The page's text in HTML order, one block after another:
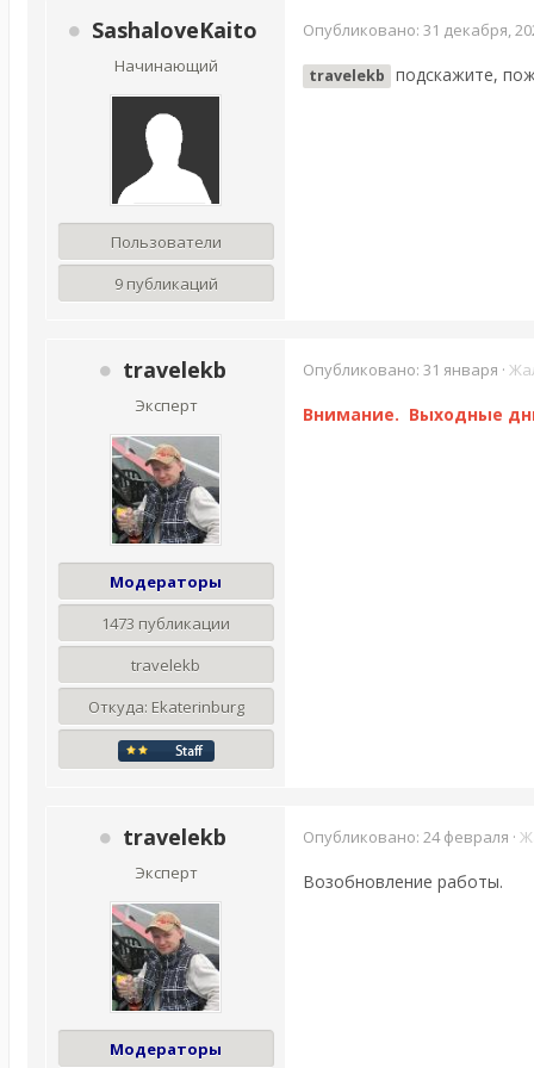
SashaloveKaito
Начинающий
Пользователи
9 публикаций
Опубликовано: 31 декабря,
travelekb подскажите,
travelekb
Эксперт
Модераторы
1473 публикации
travelekb
Откуда: Ekaterinburg
Опубликовано: 31 января ·
Внимание. Выходные
travelekb
Эксперт
Модераторы
Опубликовано: 24 февраля ·
Возобновление работы.